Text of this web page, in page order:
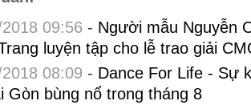
09:56 - Người mẫu Nguyễn
luyện tập cho lễ trao giải
08:09 - Dance For Life - Sự
Gòn bùng nổ trong tháng 8